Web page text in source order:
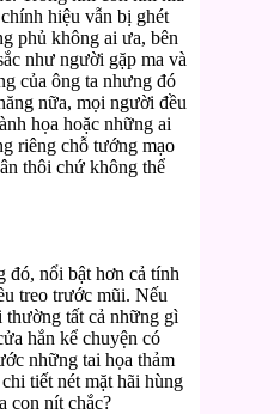
hiệu vẫn bị ghét
phủ không ai ưa, bên
như người gặp ma và
của ông ta nhưng đó
nữa, mọi người đều
họa hoặc những ai
riêng chỗ tướng mạo
thôi chứ không thể
đó, nổi bật hơn cả tính
treo trước mũi. Nếu
tất cả những gì
hắn kể chuyện có
những tai họa thảm
tiết nét mặt hãi hùng
con nít chắc?